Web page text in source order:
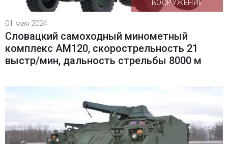
ВООРУЖЕНИЕ
01 мая 2024
Словацкий самоходный минометный
комплекс АМ120, скорострельность 21
выстр/мин, дальность стрельбы 8000 м